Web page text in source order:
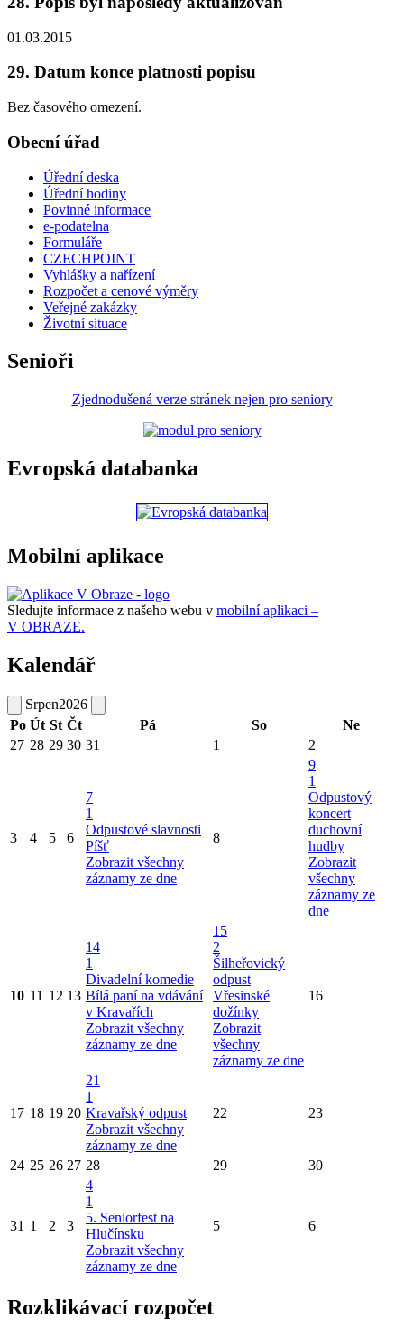
01.03.2015
29. Datum konce platnosti popisu
Bez časového omezení.
Obecní úřad
Úřední deska
Úřední hodiny
Povinné informace
e-podatelna
Formuláře
CZECHPOINT
Vyhlášky a nařízení
Rozpočet a cenové výměry
Veřejné zakázky
Životní situace
Senioři
Zjednodušená verze stránek nejen pro seniory
Evropská databanka
Mobilní aplikace
Sledujte informace z našeho webu v mobilní aplikaci –
V OBRAZE.
Kalendář
Srpen2026
Po Út St Čt Pá So
Ne
27 28 29 30 31 1 2
3 4 5 6
7
1
Odpustové slavnosti
Píšť
Zobrazit všechny
záznamy ze dne
8
9
1
Odpustový
koncert
duchovní
hudby
Zobrazit
všechny
záznamy ze
dne
10 11 12 13
14
1
Divadelní komedie
Bílá paní na vdávání
v Kravařích
Zobrazit všechny
záznamy ze dne
15
2
Šilheřovický
odpust
Vřesinské
dožínky
Zobrazit
všechny
záznamy ze dne
16
17 18 19 20
21
1
Kravařský odpust
Zobrazit všechny
záznamy ze dne
22 23
24 25 26 27 28 29 30
31 1 2 3
4
1
5. Seniorfest na
Hlučínsku
Zobrazit všechny
záznamy ze dne
5 6
Rozklikávací rozpočet